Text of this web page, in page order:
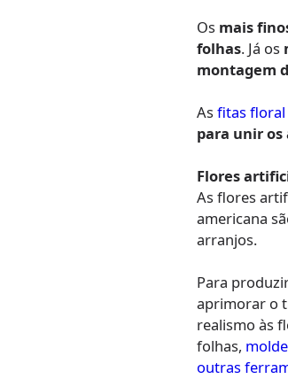
Os mais
folhas. Já os
montagem
Asfitas floral
para unir
Flores
As flores
americana
arranjos.
Para
aprimorar o
realismo às
folhas,
outras